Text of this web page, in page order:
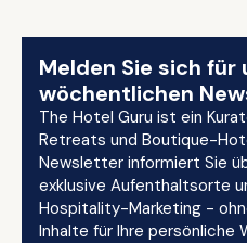
Melden Sie sich für
wöchentlichen
The Hotel Guru ist ein
Retreats und Boutique-
Newsletter informiert Sie
exklusive Aufenthaltsorte
Hospitality-Marketing -
Inhalte für Ihre persönliche